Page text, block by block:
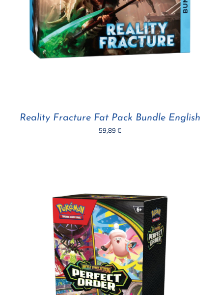
Reality Fracture Fat Pack Bundle English
59,89€